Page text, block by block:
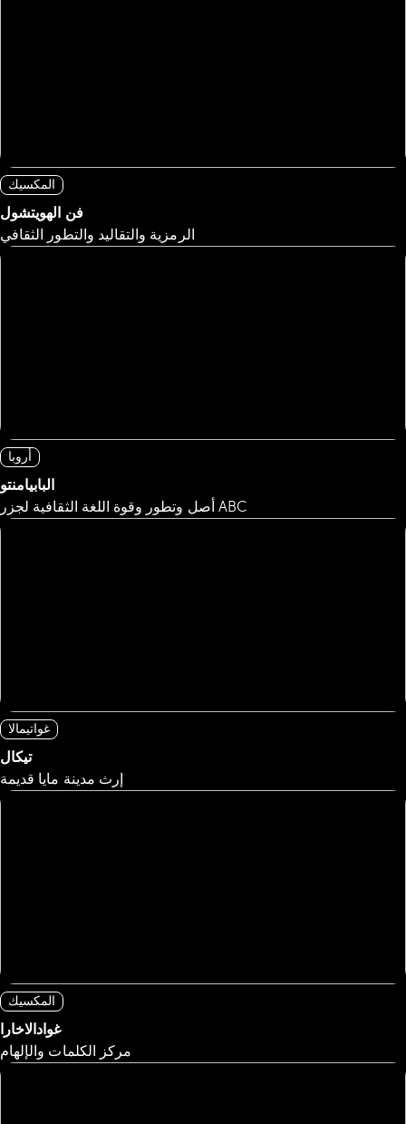
المكسيك
فن الهويتشول
الرمزية والتقاليد والتطور الثقافي
أروبا
البابيامنتو
أصل وتطور وقوة اللغة الثقافية لجزر ABC
غواتيمالا
تيكال
إرث مدينة مايا قديمة
المكسيك
غوادالاخارا
مركز الكلمات والإلهام